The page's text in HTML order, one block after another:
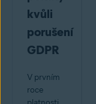
kvůli
porušení
GDPR
V prvním
roce